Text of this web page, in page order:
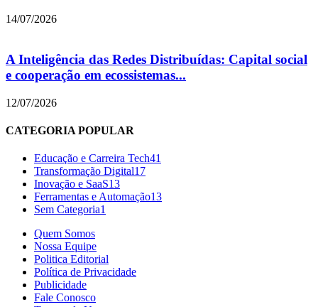
14/07/2026
A Inteligência das Redes Distribuídas: Capital social
e cooperação em ecossistemas...
12/07/2026
CATEGORIA POPULAR
Educação e Carreira Tech41
Transformação Digital17
Inovação e SaaS13
Ferramentas e Automação13
Sem Categoria1
Quem Somos
Nossa Equipe
Politica Editorial
Política de Privacidade
Publicidade
Fale Conosco